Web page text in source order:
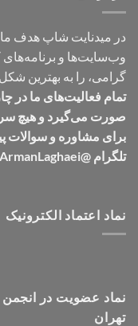
در میدنایت شاپ هدف ما
وب‌سایت‌ها و برنامه‌های
گرامی، را به بهترین
تمام فعالیت‌های ما در
صورت می‌گیرد و هیچ
برای مشاوره و سوالات
تلگرام @ArmanLaghaei در ارتباط باشید.
نماد اعتماد الکترونیک
نماد عضویت در
تهران